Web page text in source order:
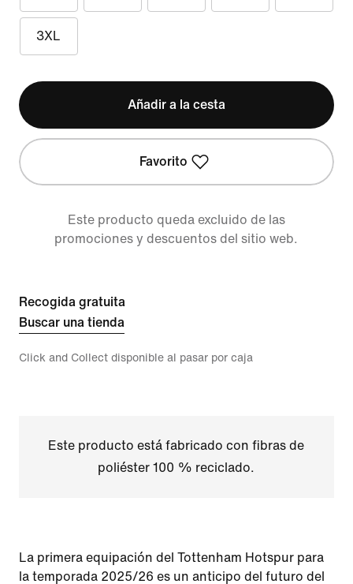
3XL
Añadir a la cesta
Favorito
Este producto queda excluido de las
promociones y descuentos del sitio web.
Recogida gratuita
Buscar una tienda
Click and Collect disponible al pasar por caja
Este producto está fabricado con fibras de
poliéster 100 % reciclado.
La primera equipación del Tottenham Hotspur para
la temporada 2025/26 es un anticipo del futuro del